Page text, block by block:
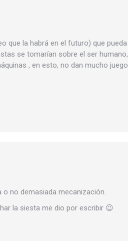
que la habrá en el futuro) que
se tomarían sobre el ser
, en esto, no dan mucho
no demasiada mecanización.
la siesta me dio por escribir 😉